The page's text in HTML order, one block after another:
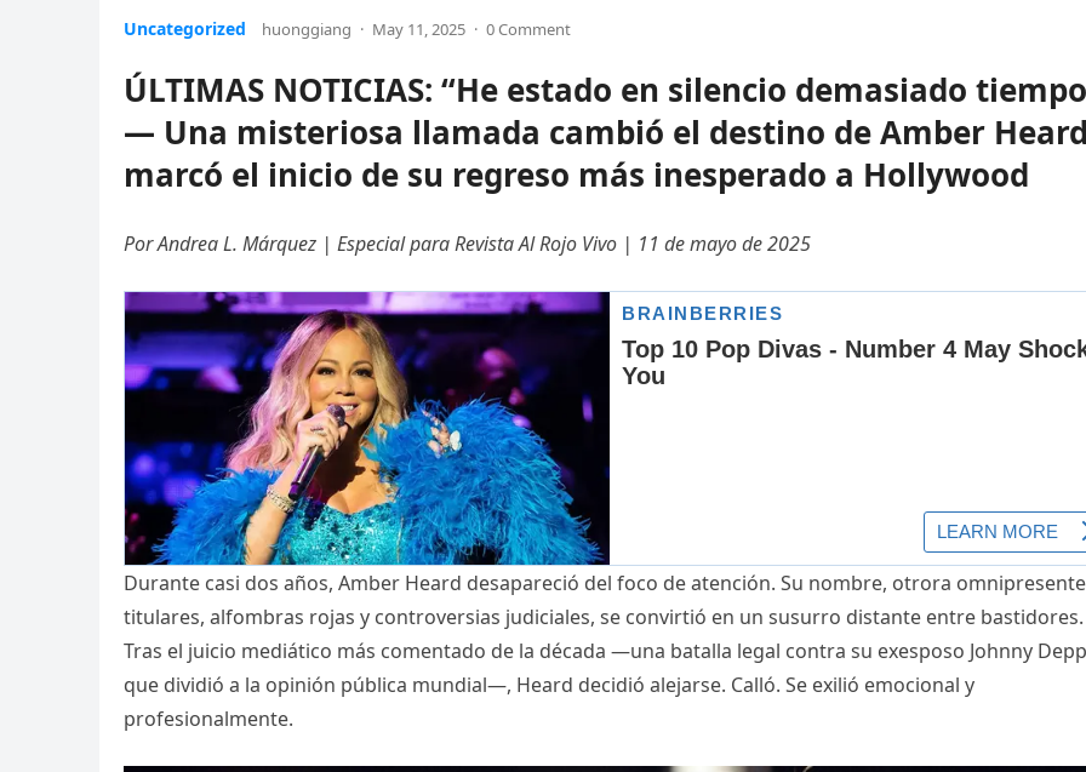
Uncategorized huonggiang · May 11, 2025 · 0 Comment
ÚLTIMAS NOTICIAS: “He estado en silencio demasiado
— Una misteriosa llamada cambió el destino de Amber
marcó el inicio de su regreso más inesperado a Hollywood
Por Andrea L. Márquez | Especial para Revista Al Rojo Vivo | 11 de mayo de 2025
Durante casi dos años, Amber Heard desapareció del foco de atención. Su nombre, otrora
titulares, alfombras rojas y controversias judiciales, se convirtió en un susurro distante entre bastidores.
Tras el juicio mediático más comentado de la década —una batalla legal contra su exesposo Johnny Depp
que dividió a la opinión pública mundial—, Heard decidió alejarse. Calló. Se exilió emocional y
profesionalmente.